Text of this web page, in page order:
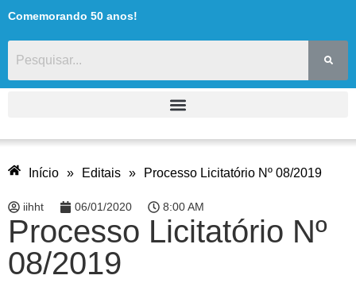
Comemorando 50 anos!
Início » Editais » Processo Licitatório Nº 08/2019
iihht 06/01/2020 8:00 AM
Processo Licitatório Nº
08/2019